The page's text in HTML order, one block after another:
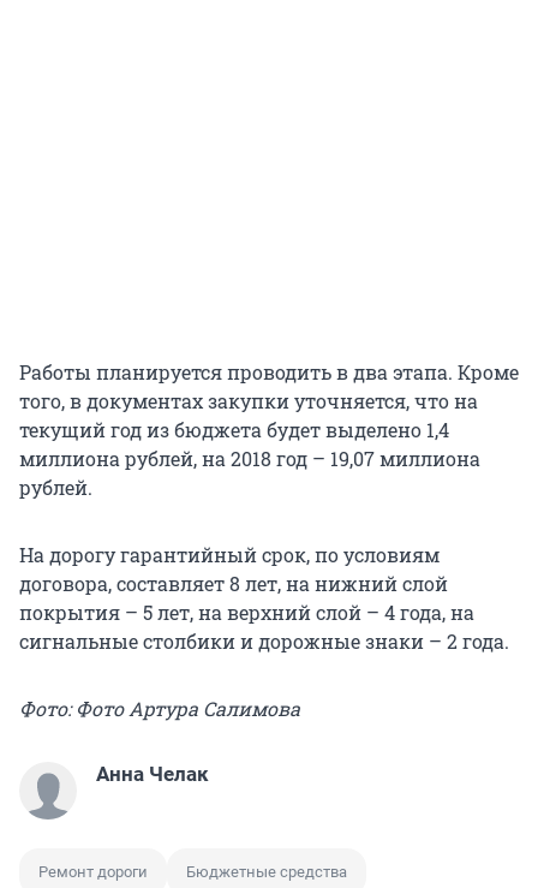
Работы планируется проводить в два этапа. Кроме
того, в документах закупки уточняется, что на
текущий год из бюджета будет выделено 1,4
миллиона рублей, на 2018 год – 19,07 миллиона
рублей.
На дорогу гарантийный срок, по условиям
договора, составляет 8 лет, на нижний слой
покрытия – 5 лет, на верхний слой – 4 года, на
сигнальные столбики и дорожные знаки – 2 года.
Фото: Фото Артура Салимова
Анна Челак
Ремонт дороги Бюджетные средства